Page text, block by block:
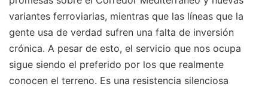
variantes ferroviarias, mientras que las líneas que la
gente usa de verdad sufren una falta de inversión
crónica. A pesar de esto, el servicio que nos ocupa
sigue siendo el preferido por los que realmente
conocen el terreno. Es una resistencia silenciosa